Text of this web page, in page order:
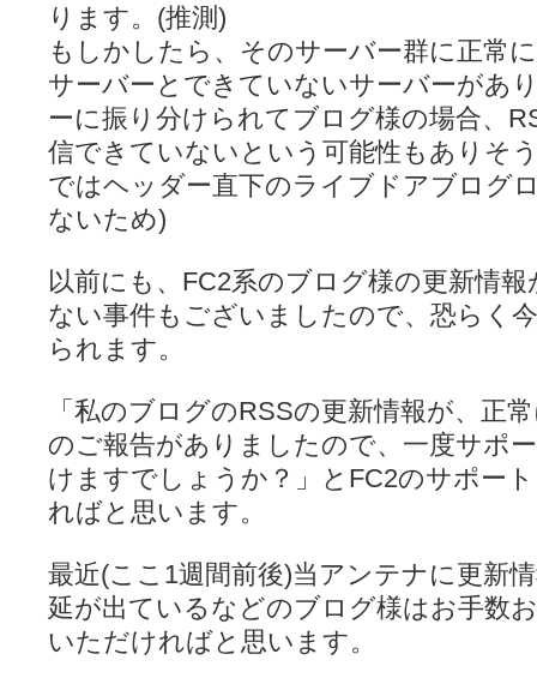
左を向いて » 咲-saki- / 【シノハユ】第26話「一別以来」/咲日和・阿
primary colors / 久誕イエ～～～～～～イ！！！！！！
乱れ雪月花 - 咲-Saki- / ブログ終了のお知らせ：今までありがとうござ
YUKARI / 【宥菫】 ＳＳ更新とお知らせ 【松実宥誕記念ＳＳ】
アルカ茄子 / 戒能物怪録 キングとはいったい誰なのか？ (15:24)
竹ブログ - 咲-Saki- / 【咲-Saki-】ゲームが待ち遠しい件 (05:44)
SSSSS(-saki-しゃーぷしゅーとしょーとすとーりー) - 咲-saki- / 豊
せのたけくらべ - 咲-Saki- / 咲さんのやり方で就活をやってみよう
咏-Uta-ブログ編 - 咲-Saki- / 黄色い封筒が届いた(・∀・) (12:30)
チャウチャウちゃうんちゃうん - 咲-Saki- / 吉野の千本桜を見に行きま
気分次第。 - 咲-Saki- / シノハユ 第3巻 感想
ニワカ王者 / 【アニメ記事】咲-Saki- 立先生のコメントを取り上げる
のよーなのよー - 咲-Saki- / 咲十夜 第四夜 (11:00)
Yaranakya » 咲-Saki- / 国際最萌リーグは園城寺怜ちゃんに一票を入れ
おもちがなくてもだいじょうぶ / 咲と照の確執【プリン】
りりーがーる（仮） / 虎姫 カラオケ編っぽい小ネタ (10:29)
洋榎-youka- / お知らせ (11:19)
おっきするー咲ブログ / side-A VS side-B 野球対決 (10:30)
フリテンリーチで流して / 姫松高校についてのいくらかの考察 (09:03)
オレのぞん / 咲さんのお誕生日です （ギリギリ） (14:58)
飛鳥の巣 - 咲-Saki- / 咲キャラがギタリストだったら...【風越編】
咲-Saki-麻雀録 / 台風に強そうな咲キャラ (05:45)
君の友達。 / マイ・フェア・レディ (12:49)
ぽっこぬ / 咲絵ログ2 (15:21)
妄言郷 / 咲-Saki- 第129局「契機」感想 (16:01)
ります。(推測)
もしかしたら、そのサーバー群に正常
サーバーとできていないサーバーがあ
ーに振り分けられてブログ様の場合、
信できていないという可能性もありそ
ではヘッダー直下のライブドアブログ
ないため)
以前にも、FC2系のブログ様の更新情
ない事件もございましたので、恐らく
られます。
「私のブログのRSSの更新情報が、正
のご報告がありましたので、一度サポ
けますでしょうか？」とFC2のサポー
ればと思います。
最近(ここ1週間前後)当アンテナに更新
延が出ているなどのブログ様はお手数
いただければと思います。